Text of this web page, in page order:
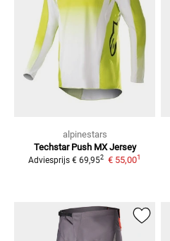
alpinestars
Techstar Push MX Jersey
Adviesprijs € 69,952 € 55,001